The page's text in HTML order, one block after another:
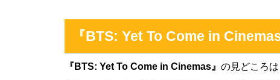
『BTS: Yet To Come in
『BTS: Yet To Come in Cinemas』 の見どころ